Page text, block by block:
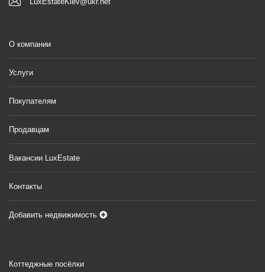
О компании
Услуги
Покупателям
Продавцам
Вакансии LuxEstate
Контакты
Добавить недвижимость
Коттеджные посёлки